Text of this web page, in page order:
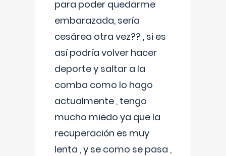
para poder quedarme
embarazada, sería
cesárea otra vez?? , si es
así podría volver hacer
deporte y saltar a la
comba como lo hago
actualmente , tengo
mucho miedo ya que la
recuperación es muy
lenta , y se como se pasa ,